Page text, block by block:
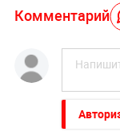
Комментарий